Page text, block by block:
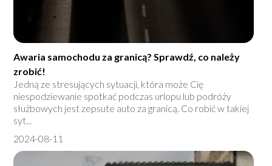
Awaria samochodu za granicą? Sprawdź, co należy
zrobić!
Jedną ze stresujących sytuacji, która może Cię
niespodziewanie spotkać podczas urlopu lub podróży
służbowych jest zepsute auto za granicą. Co robić w takiej
syt...
2024-08-11